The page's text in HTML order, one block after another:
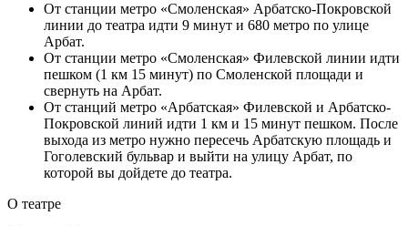
От станции метро «Смоленская» Арбатско-Покровской
линии до театра идти 9 минут и 680 метро по улице
Арбат.
От станции метро «Смоленская» Филевской линии идти
пешком (1 км 15 минут) по Смоленской площади и
свернуть на Арбат.
От станций метро «Арбатская» Филевской и Арбатско-
Покровской линий идти 1 км и 15 минут пешком. После
выхода из метро нужно пересечь Арбатскую площадь и
Гоголевский бульвар и выйти на улицу Арбат, по
которой вы дойдете до театра.
О театре